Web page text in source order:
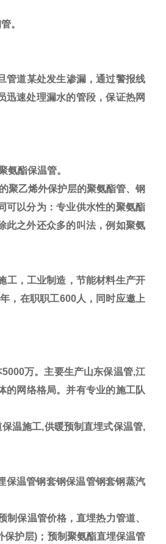
。
管道某处发生渗漏，通过警报线
迅速处理漏水的管段，保证热网
氨酯保温管。
聚乙烯外保护层的聚氨酯管、钢
可以分为：专业供水性的聚氨酯
此之外还众多的叫法，例如聚氨
工，工业制造，节能材料生产开
，在职职工600人，同时应邀上
万。主要生产山东保温管,江
的网络格局。并有专业的施工队
温施工,供暖预制直埋式保温管,
保温管钢套钢保温管钢套钢蒸汽
保温管价格，直埋热力管道、
护层)；预制聚氨酯直埋保温管